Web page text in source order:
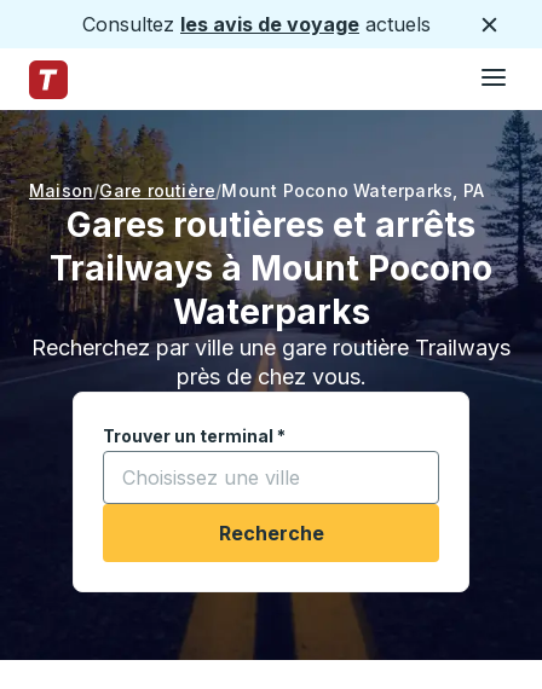
Consultez les avis de voyage actuels
Page d'accueil des sentiers
Maison Gare routière Mount Pocono Waterparks PA
Gares routières et arrêts
Trailways à Mount Pocono
Waterparks
Recherchez par ville une gare routière Trailways
près de chez vous.
Trouver un terminal *
Commencez à saisir une ville pour ouvrir les
Recherche